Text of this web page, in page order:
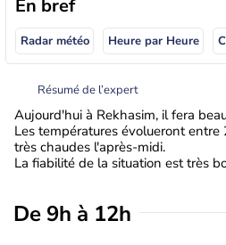
En bref
Radar météo Heure par Heure
Résumé de l’expert
Aujourd'hui à Rekhasim, il fera
Les températures évolueront entre
très chaudes l'après-midi.
La fiabilité de la situation est très
De 9h à 12h